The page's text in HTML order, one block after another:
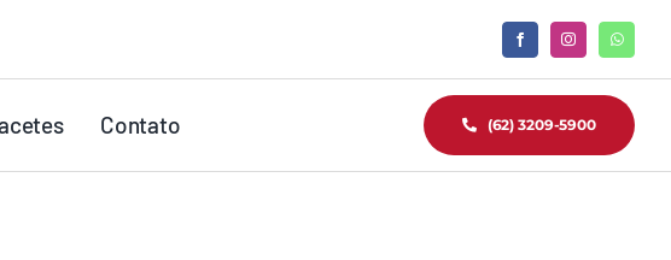
Contato (62) 3209-5900